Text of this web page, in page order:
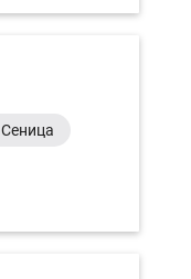
Сеница